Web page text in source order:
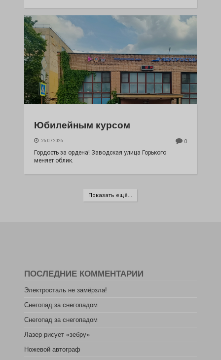
Юбилейным курсом
26.07.2026 0
Гордость за ордена! Заводская улица Горького
меняет облик.
Показать ещё...
ПОСЛЕДНИЕ КОММЕНТАРИИ
Электросталь не замёрзла!
Снегопад за снегопадом
Снегопад за снегопадом
Лазер рисует «зебру»
Ножевой автограф